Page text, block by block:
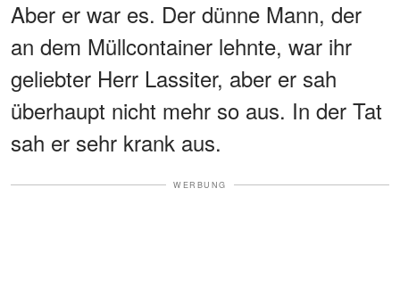
Aber er war es. Der dünne Mann, der
an dem Müllcontainer lehnte, war ihr
geliebter Herr Lassiter, aber er sah
überhaupt nicht mehr so aus. In der Tat
sah er sehr krank aus.
WERBUNG